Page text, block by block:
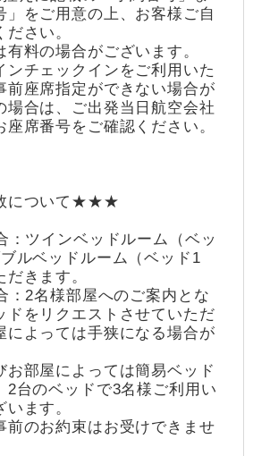
」をご用意の上、お客様ご自
さい。
料の場合がございます。
チェックインをご利用いた
前座席指定ができない場合が
場合は、ご出発当日航空会社
座席番号をご確認ください。
について★★★
ツインベッドルーム（ベッ
ルベッドルーム（ベッド1
きます。
：2名様部屋へのご案内とな
ドをリクエストさせていただ
によっては手狭になる場合が
部屋によっては簡易ベッド
2台のベッドで3名様ご利用い
ます。
のお約束はお受けできませ